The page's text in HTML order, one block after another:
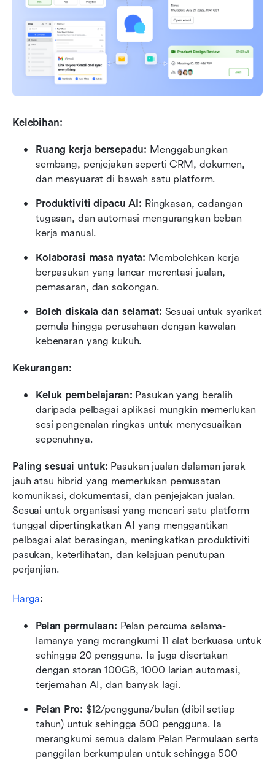
Kelebihan:
Ruang kerja bersepadu: Menggabungkan
sembang, penjejakan seperti CRM, dokumen,
dan mesyuarat di bawah satu platform.
Produktiviti dipacu AI: Ringkasan, cadangan
tugasan, dan automasi mengurangkan beban
kerja manual.
Kolaborasi masa nyata: Membolehkan kerja
berpasukan yang lancar merentasi jualan,
pemasaran, dan sokongan.
Boleh diskala dan selamat: Sesuai untuk syarikat
pemula hingga perusahaan dengan kawalan
kebenaran yang kukuh.
Kekurangan:
Keluk pembelajaran: Pasukan yang beralih
daripada pelbagai aplikasi mungkin memerlukan
sesi pengenalan ringkas untuk menyesuaikan
sepenuhnya.
Paling sesuai untuk: Pasukan jualan dalaman jarak
jauh atau hibrid yang memerlukan pemusatan
komunikasi, dokumentasi, dan penjejakan jualan.
Sesuai untuk organisasi yang mencari satu platform
tunggal dipertingkatkan AI yang menggantikan
pelbagai alat berasingan, meningkatkan produktiviti
pasukan, keterlihatan, dan kelajuan penutupan
perjanjian.
Harga:
Pelan permulaan: Pelan percuma selama-
lamanya yang merangkumi 11 alat berkuasa untuk
sehingga 20 pengguna. Ia juga disertakan
dengan storan 100GB, 1000 larian automasi,
terjemahan AI, dan banyak lagi.
Pelan Pro: $12/pengguna/bulan (dibil setiap
tahun) untuk sehingga 500 pengguna. Ia
merangkumi semua dalam Pelan Permulaan serta
panggilan berkumpulan untuk sehingga 500